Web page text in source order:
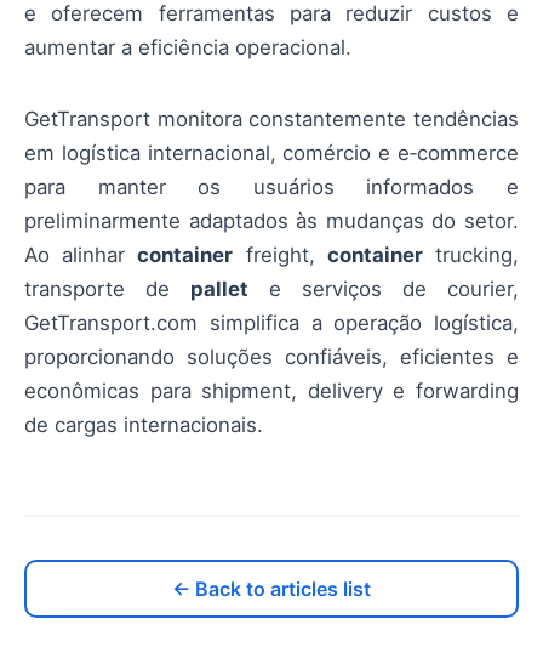
e oferecem ferramentas para reduzir custos e
aumentar a eficiência operacional.
GetTransport monitora constantemente tendências
em logística internacional, comércio e e‑commerce
para manter os usuários informados e
preliminarmente adaptados às mudanças do setor.
Ao alinharcontainer freight, containertrucking,
transporte de pallet e serviços de courier,
GetTransport.com simplifica a operação logística,
proporcionando soluções confiáveis, eficientes e
econômicas para shipment, delivery e forwarding
de cargas internacionais.
← Back to articles list